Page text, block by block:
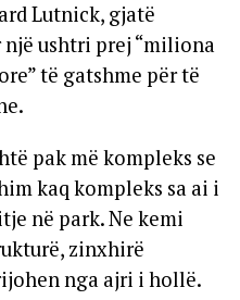
Lutnick, gjatë
ushtri prej “miliona
të gatshme për të
pak më kompleks se
kaq kompleks sa ai i
në park. Ne kemi
zinxhirë
nga ajri i hollë.